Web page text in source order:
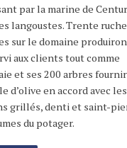
par la marine de
langoustes. Trente
sur le domaine
aux clients tout comme
et ses 200 arbres
d’olive en accord avec les
grillés, denti et saint-
du potager.